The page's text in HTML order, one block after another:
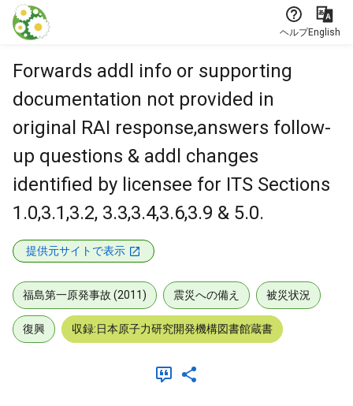
本文に飛ぶ
ヘルプEnglish
Forwards addl info or supporting
documentation not provided in
original RAI response,answers follow-
up questions & addl changes
identified by licensee for ITS Sections
1.0,3.1,3.2, 3.3,3.4,3.6,3.9 & 5.0.
提供元サイトで表示
福島第一原発事故 (2011) 震災への備え 被災状況
復興 収録:日本原子力研究開発機構図書館蔵書